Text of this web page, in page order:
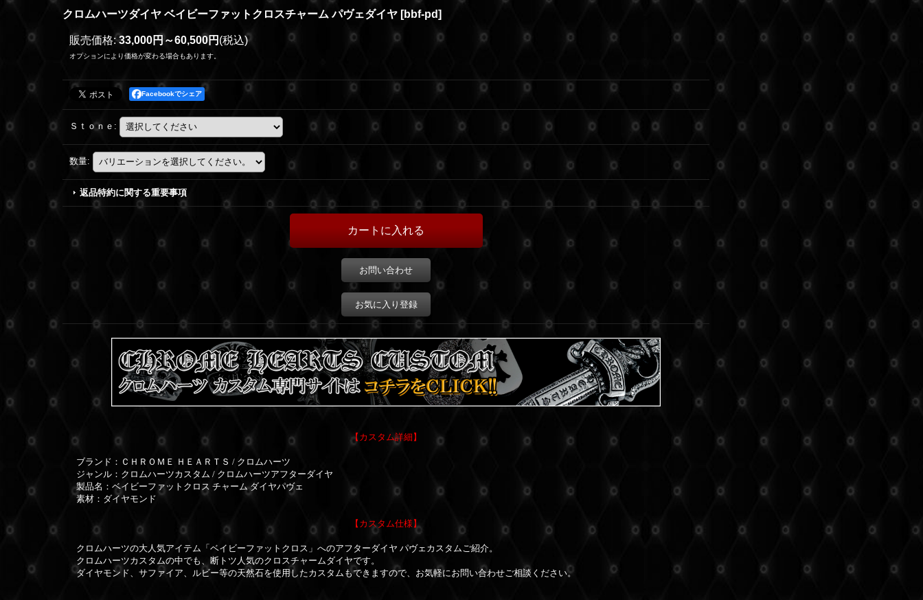
クロムハーツダイヤ ベイビーファットクロスチャーム パヴェダイヤ [bbf-pd]
販売価格: 33,000円～60,500円 (税込)
オプションにより価格が変わる場合もあります。
Facebookでシェア
Ｓｔｏｎｅ :
数量:
返品特約に関する重要事項
お問い合わせ
お気に入り登録
【カスタム詳細】
ブランド：ＣＨＲＯＭＥ ＨＥＡＲＴＳ / クロムハーツ
ジャンル：クロムハーツカスタム / クロムハーツアフターダイヤ
製品名：ベイビーファットクロス チャーム ダイヤパヴェ
素材：ダイヤモンド
【カスタム仕様】
クロムハーツの大人気アイテム「ベイビーファットクロス」へのアフターダイヤ パヴェカスタムご紹介。
クロムハーツカスタムの中でも、断トツ人気のクロスチャームダイヤです。
ダイヤモンド、サファイア、ルビー等の天然石を使用したカスタムもできますので、お気軽にお問い合わせご相談ください。